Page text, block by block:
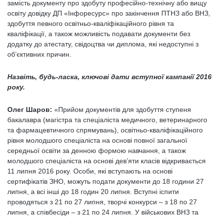
замість документу про здобуту професійно-технічну або вищу
освіту довідку ДП «Інфоресурс» про закінчення ПТНЗ або ВНЗ,
здобуття певного освітньо-кваліфікаційного рівня та
кваліфікації, а також можливість подавати документи без
додатку до атестату, свідоцтва чи диплома, які недоступні з
об’єктивних причин.
Назвіть, будь-ласка, ключові дати вступної кампанії 2016
року.
Олег Шаров: «Прийом документів для здобуття ступеня
бакалавра (магістра та спеціаліста медичного, ветеринарного
та фармацевтичного спрямувань), освітньо-кваліфікаційного
рівня молодшого спеціаліста на основі повної загальної
середньої освіти за денною формою навчання, а також
молодшого спеціаліста на основі дев’яти класів відкривається
11 липня 2016 року. Особи, які вступають на основі
сертифікатів ЗНО, можуть подати документи до 18 години 27
липня, а всі інші до 18 годин 20 липня. Вступні іспити
проводяться з 21 по 27 липня, творчі конкурси – з 18 по 27
липня, а співбесіди – з 21 по 24 липня. У військових ВНЗ та